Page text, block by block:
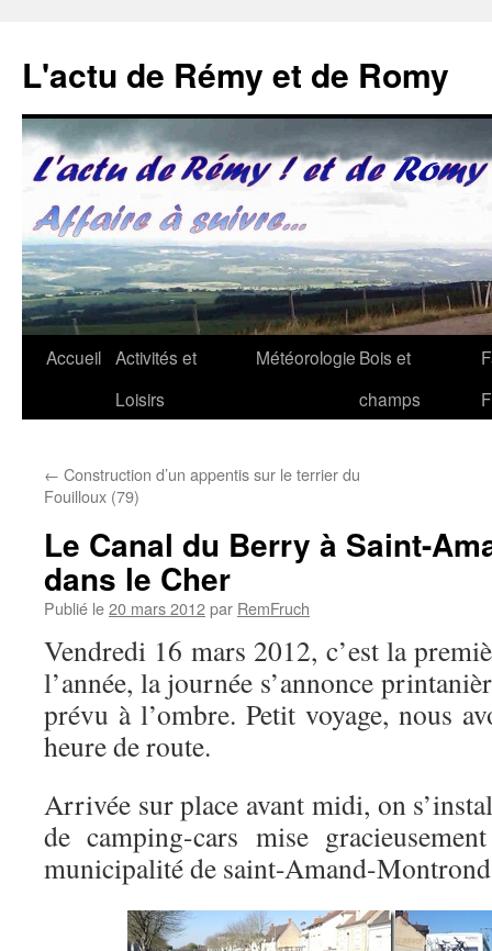
contenu
L'actu de Rémy et de Romy
Accueil Activités et
Loisirs
Météorologie Bois et
champs
← Construction d’un appentis sur le terrier du
Fouilloux (79)
Le Canal du Berry à Saint-
dans le Cher
Publié le20 mars 2012par RemFruch
Vendredi 16 mars 2012, c’est la
l’année, la journée s’annonce
prévu à l’ombre. Petit voyage, nous
heure de route.
Arrivée sur place avant midi, on
de camping-cars mise
municipalité de saint-Amand-